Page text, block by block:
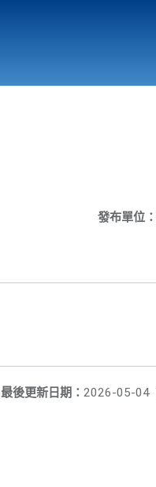
發布單位：
最後更新日期： 2026-05-04